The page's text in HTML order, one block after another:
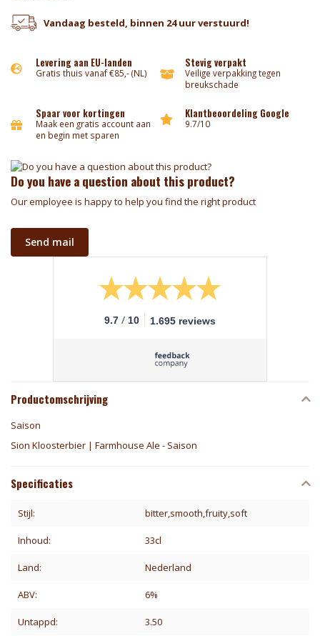
Vandaag besteld, binnen 24 uur verstuurd!
Levering aan EU-landen
Gratis thuis vanaf €85,- (NL)
Stevig verpakt
Veilige verpakking tegen
breukschade
Spaar voor kortingen
Maak een gratis account aan
en begin met sparen
Klantbeoordeling Google
9.7/10
Do you have a question about this product?
Our employee is happy to help you find the right product
Send mail
9.7 / 10 1.695 reviews
Productomschrijving
Saison
Sion Kloosterbier | Farmhouse Ale - Saison
Specificaties
Stijl: bitter,smooth,fruity,soft
Inhoud: 33cl
Land: Nederland
ABV: 6%
Untappd: 3.50